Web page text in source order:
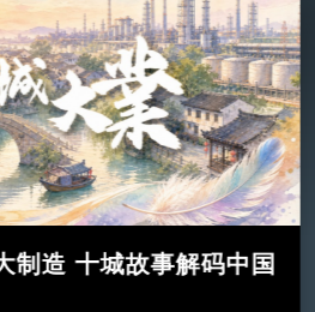
制造 十城故事解码中国